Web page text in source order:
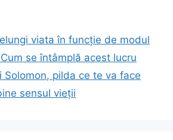
viata în funcţie de modul
se întâmplă acest lucru
Solomon, pilda ce te va face
sensul vieții